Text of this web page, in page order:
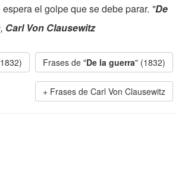
el golpe que se debe parar. "De
Carl Von Clausewitz
Frases de "De la guerra" (1832)
Frases de Carl Von Clausewitz